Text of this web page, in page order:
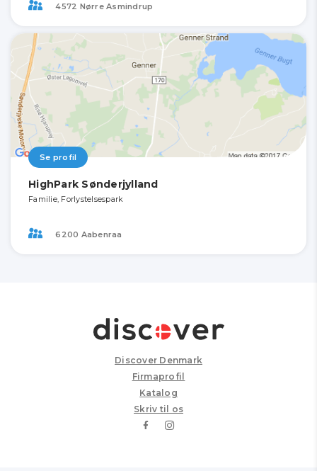
4572 Nørre Asmindrup
Se profil
HighPark Sønderjylland
Familie, Forlystelsespark
6200 Aabenraa
Discover Denmark
Firmaprofil
Katalog
Skriv til os